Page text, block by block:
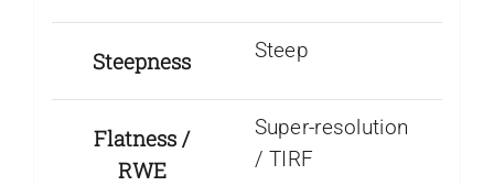
Steepness Steep
Flatness /
RWE
Super-resolution
/ TIRF